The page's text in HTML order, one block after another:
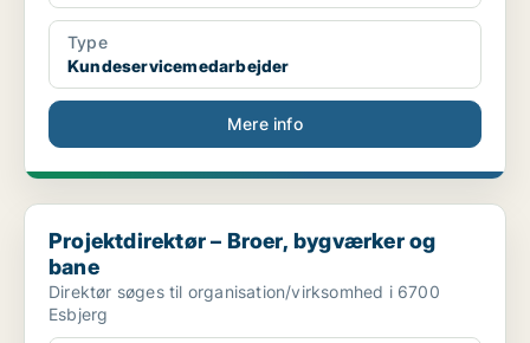
Type
Kundeservicemedarbejder
Mere info
Projektdirektør – Broer, bygværker og bane
Projektdirektør – Broer, bygværker og
bane
Direktør søges til organisation/virksomhed i 6700
Esbjerg